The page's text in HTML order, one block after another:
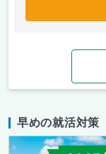
早めの就活対策